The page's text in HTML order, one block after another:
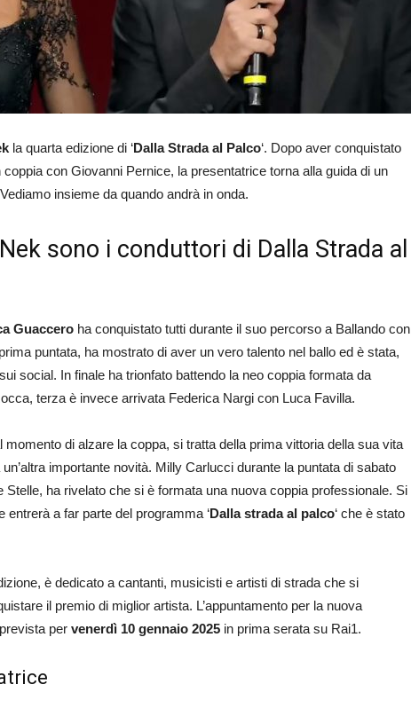
la quarta edizione di ‘Dalla Strada al Palco‘. Dopo aver conquistato
con Giovanni Pernice, la presentatrice torna alla guida di un
insieme da quando andrà in onda.
sono i conduttori di Dalla Strada al
Guaccero ha conquistato tutti durante il suo percorso a Ballando con
puntata, ha mostrato di aver un vero talento nel ballo ed è stata,
social. In finale ha trionfato battendo la neo coppia formata da
terza è invece arrivata Federica Nargi con Luca Favilla.
di alzare la coppa, si tratta della prima vittoria della sua vita
importante novità. Milly Carlucci durante la puntata di sabato
Stelle, ha rivelato che si è formata una nuova coppia professionale. Si
a far parte del programma ‘Dalla strada al palco‘ che è stato
è dedicato a cantanti, musicisti e artisti di strada che si
il premio di miglior artista. L’appuntamento per la nuova
per venerdì 10 gennaio 2025 in prima serata su Rai1.